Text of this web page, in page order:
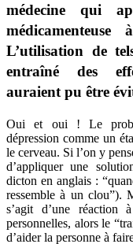
médecine qui
L’utilisation de
entraîné des
auraient pu être
Oui et oui ! Le
dépression comme un
le cerveau. Si l’on y
d’appliquer une
dicton en anglais :
ressemble à un clou”).
s’agit d’une réaction
personnelles, alors le
d’aider la personne à